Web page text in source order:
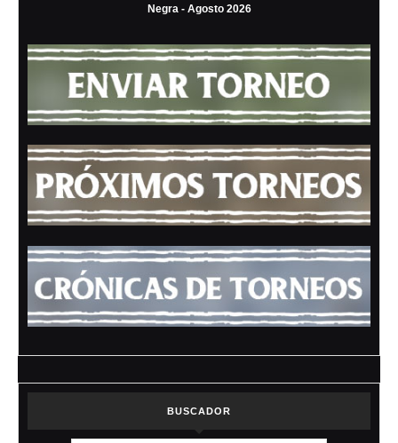
Negra - Agosto 2026
BUSCADOR